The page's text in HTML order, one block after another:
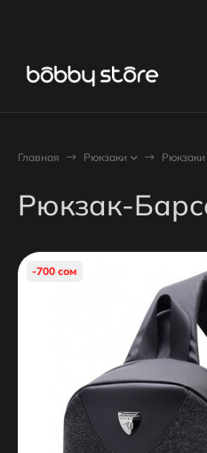
Главная Рюкзаки
Рюкзак-
-700 сом